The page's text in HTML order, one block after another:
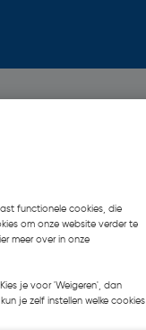
functionele cookies, die
om onze website verder te
meer over in onze
je voor 'Weigeren', dan
je zelf instellen welke cookies